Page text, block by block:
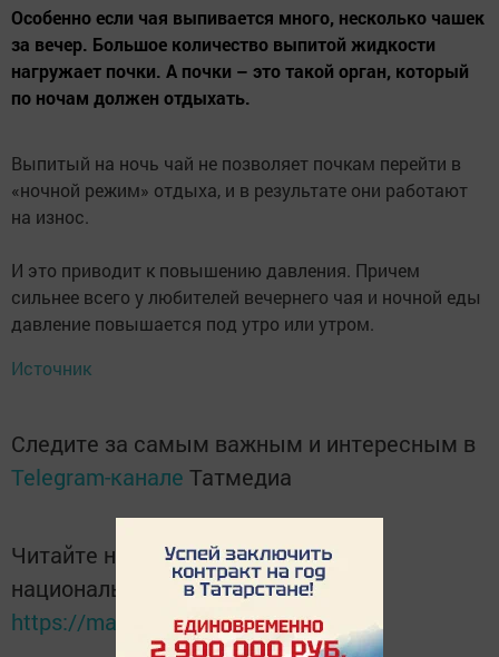
Особенно если чая выпивается много, несколько чашек
за вечер. Большое количество выпитой жидкости
нагружает почки. А почки – это такой орган, который
по ночам должен отдыхать.
Выпитый на ночь чай не позволяет почкам перейти в
«ночной режим» отдыха, и в результате они работают
на износ.
И это приводит к повышению давления. Причем
сильнее всего у любителей вечернего чая и ночной еды
давление повышается под утро или утром.
Источник
Следите за самым важным и интересным в
Telegram-канале Татмедиа
Читайте новости Татарстана в
национальном мессенджере MАХ:
https://max.ru/tatmedia